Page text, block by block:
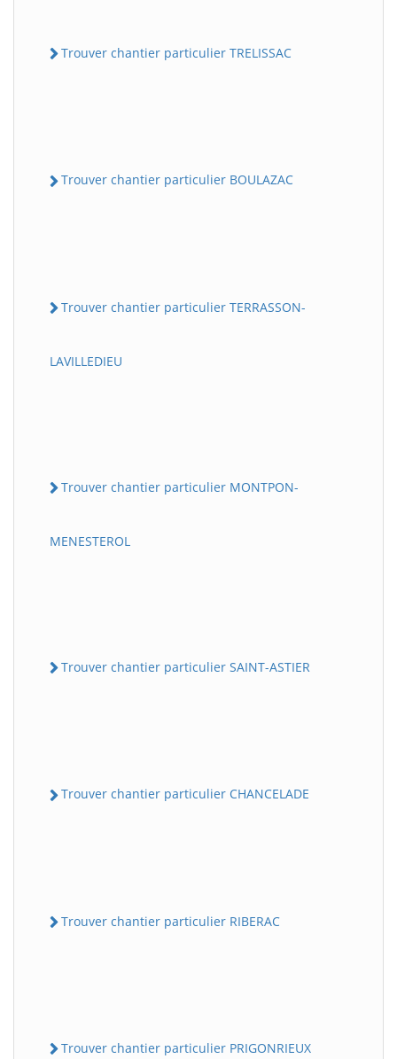
Trouver chantier particulier TRELISSAC
Trouver chantier particulier BOULAZAC
Trouver chantier particulier TERRASSON-
LAVILLEDIEU
Trouver chantier particulier MONTPON-
MENESTEROL
Trouver chantier particulier SAINT-ASTIER
Trouver chantier particulier CHANCELADE
Trouver chantier particulier RIBERAC
Trouver chantier particulier PRIGONRIEUX